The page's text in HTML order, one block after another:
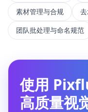
素材管理与合规
团队批处理与命名规范
使用
高质量视